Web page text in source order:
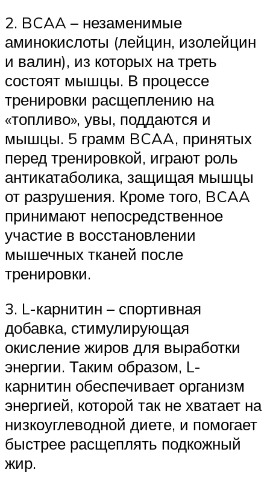
2. BCAA – незаменимые
аминокислоты (лейцин, изолейцин
и валин), из которых на треть
состоят мышцы. В процессе
тренировки расщеплению на
«топливо», увы, поддаются и
мышцы. 5 грамм BCAA, принятых
перед тренировкой, играют роль
антикатаболика, защищая мышцы
от разрушения. Кроме того, BCAA
принимают непосредственное
участие в восстановлении
мышечных тканей после
тренировки.
3. L-карнитин – спортивная
добавка, стимулирующая
окисление жиров для выработки
энергии. Таким образом, L-
карнитин обеспечивает организм
энергией, которой так не хватает на
низкоуглеводной диете, и помогает
быстрее расщеплять подкожный
жир.